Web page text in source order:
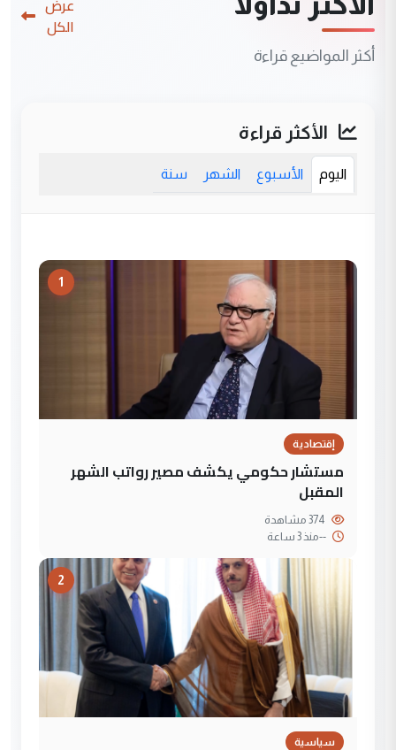
أكثر المواضيع قراءة
عرض
الكل
الأكثر قراءة
اليوم الأسبوع الشهر سنة
1
إقتصادية
مستشار حكومي يكشف مصير رواتب الشهر
المقبل
--منذ 3 ساعة
2
سياسية